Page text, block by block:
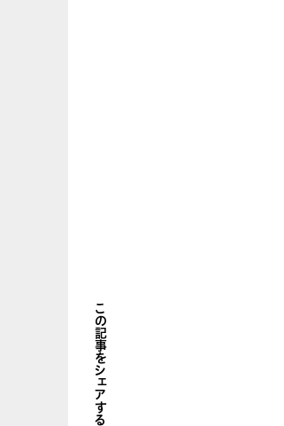
この記事をシェアする